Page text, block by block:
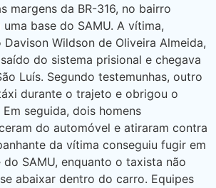
margens da BR-316, no bairro
base do SAMU. A vítima,
Wildson de Oliveira Almeida,
do sistema prisional e chegava
Luís. Segundo testemunhas, outro
durante o trajeto e obrigou o
seguida, dois homens
do automóvel e atiraram contra
da vítima conseguiu fugir em
SAMU, enquanto o taxista não
abaixar dentro do carro. Equipes